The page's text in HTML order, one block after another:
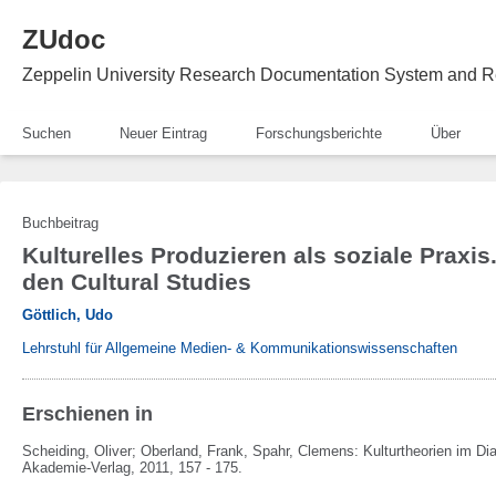
ZUdoc
Zeppelin University Research Documentation System and
Suchen Neuer Eintrag Forschungsberichte Über
Buchbeitrag
Kulturelles Produzieren als soziale
den Cultural Studies
Göttlich, Udo
Lehrstuhl für Allgemeine Medien- & Kommunikationswissenschaften
Erschienen in
Scheiding, Oliver; Oberland, Frank, Spahr, Clemens: Kulturtheorien im
Akademie-Verlag, 2011, 157 - 175.